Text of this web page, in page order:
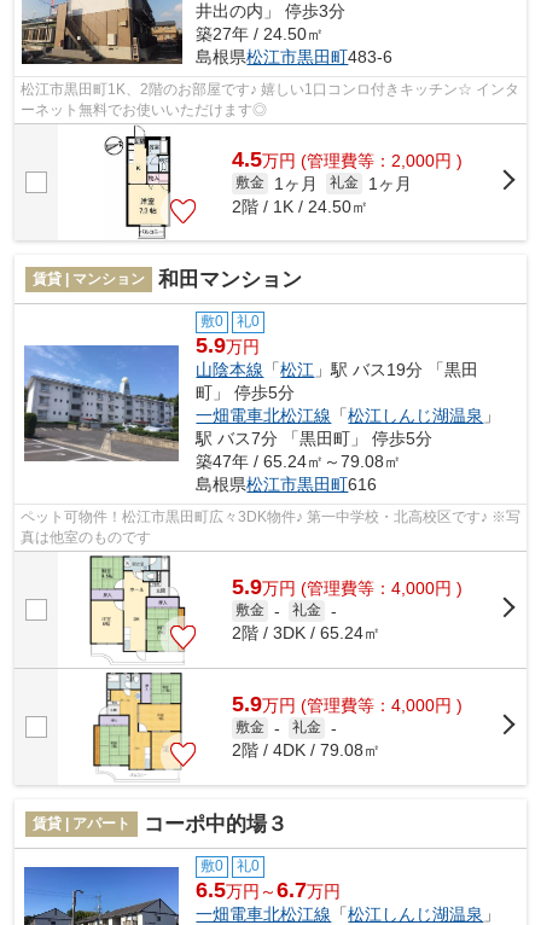
井出の内」 停歩3分
築27年 / 24.50㎡
島根県松江市黒田町483-6
松江市黒田町1K、2階のお部屋です♪ 嬉しい1口コンロ付きキッチン☆ インタ
ーネット無料でお使いいただけます◎
4.5万円 (管理費等：2,000円 )
敷金 1ヶ月 礼金
1ヶ月
2階 / 1K / 24.50㎡
賃貸 | マンション 和田マンション
敷0 礼0
5.9万円
山陰本線 「松江 」駅 バス19分 「黒田
町」 停歩5分
一畑電車北松江線 「松江しんじ湖温泉 」
駅 バス7分 「黒田町」 停歩5分
築47年 / 65.24㎡～79.08㎡
島根県松江市黒田町616
ペット可物件！松江市黒田町広々3DK物件♪ 第一中学校・北高校区です♪ ※写
真は他室のものです
5.9万円 (管理費等：4,000円 )
敷金 - 礼金 -
2階 / 3DK / 65.24㎡
5.9万円 (管理費等：4,000円 )
敷金 - 礼金 -
2階 / 4DK / 79.08㎡
賃貸 | アパート コーポ中的場３
敷0 礼0
6.5万円～6.7万円
一畑電車北松江線 「松江しんじ湖温泉 」